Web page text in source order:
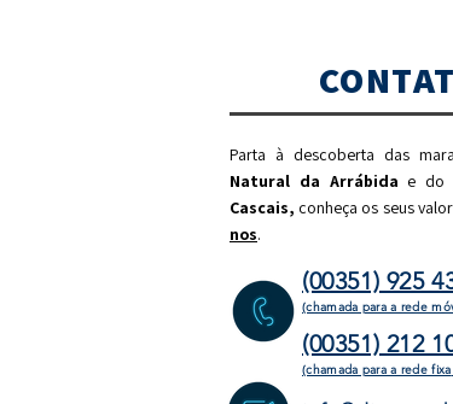
Parta à descoberta das
Natural da Arrábida e do
Cascais, conheça os seus
nos.
(00351) 925
(chamada para a rede
(00351) 212
(chamada para a rede fixa